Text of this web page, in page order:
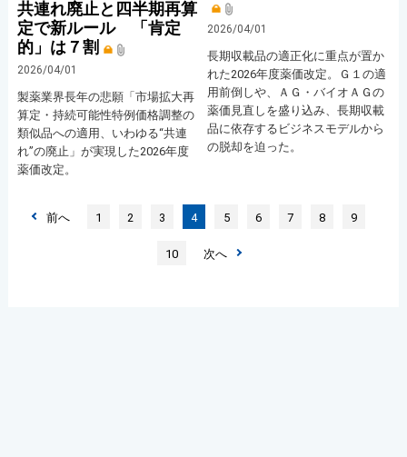
共連れ廃止と四半期再算
定で新ルール 「肯定
的」は７割
2026/04/01
製薬業界長年の悲願「市場拡大再
算定・持続可能性特例価格調整の
類似品への適用、いわゆる“共連
れ”の廃止」が実現した2026年度
薬価改定。
2026/04/01
長期収載品の適正化に重点が置か
れた2026年度薬価改定。Ｇ１の適
用前倒しや、ＡＧ・バイオＡＧの
薬価見直しを盛り込み、長期収載
品に依存するビジネスモデルから
の脱却を迫った。
前へ 1 2 3 4 5 6 7 8 9
10 次へ